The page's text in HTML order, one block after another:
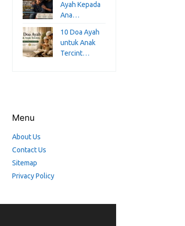
Ayah Kepada
Ana…
10 Doa Ayah
untuk Anak
Tercint…
Menu
About Us
Contact Us
Sitemap
Privacy Policy